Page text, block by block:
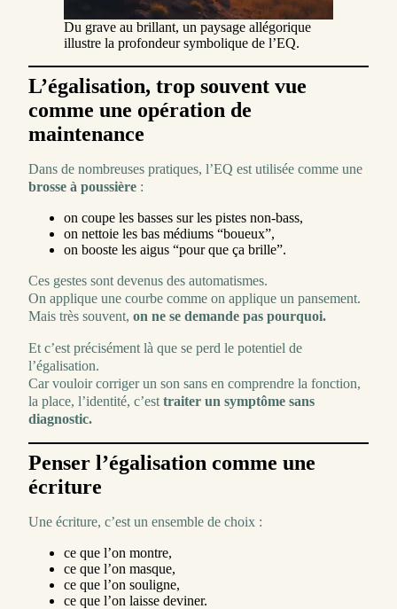
Du grave au brillant, un paysage allégorique
illustre la profondeur symbolique de l’EQ.
L’égalisation, trop souvent vue
comme une opération de
maintenance
Dans de nombreuses pratiques, l’EQ est utilisée comme une
brosse à poussière :
on coupe les basses sur les pistes non-bass,
on nettoie les bas médiums “boueux”,
on booste les aigus “pour que ça brille”.
Ces gestes sont devenus des automatismes.
On applique une courbe comme on applique un pansement.
Mais très souvent, on ne se demande pas pourquoi.
Et c’est précisément là que se perd le potentiel de
l’égalisation.
Car vouloir corriger un son sans en comprendre la fonction,
la place, l’identité, c’est traiter un symptôme sans
diagnostic.
Penser l’égalisation comme une
écriture
Une écriture, c’est un ensemble de choix :
ce que l’on montre,
ce que l’on masque,
ce que l’on souligne,
ce que l’on laisse deviner.